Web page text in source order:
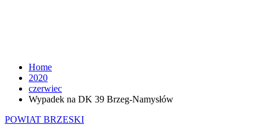
Home
2020
czerwiec
Wypadek na DK 39 Brzeg-Namysłów
POWIAT BRZESKI